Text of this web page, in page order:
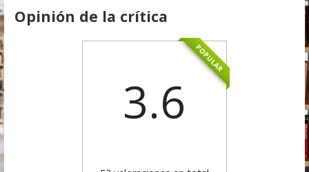
Opinión de la crítica
POPULAR
3.6